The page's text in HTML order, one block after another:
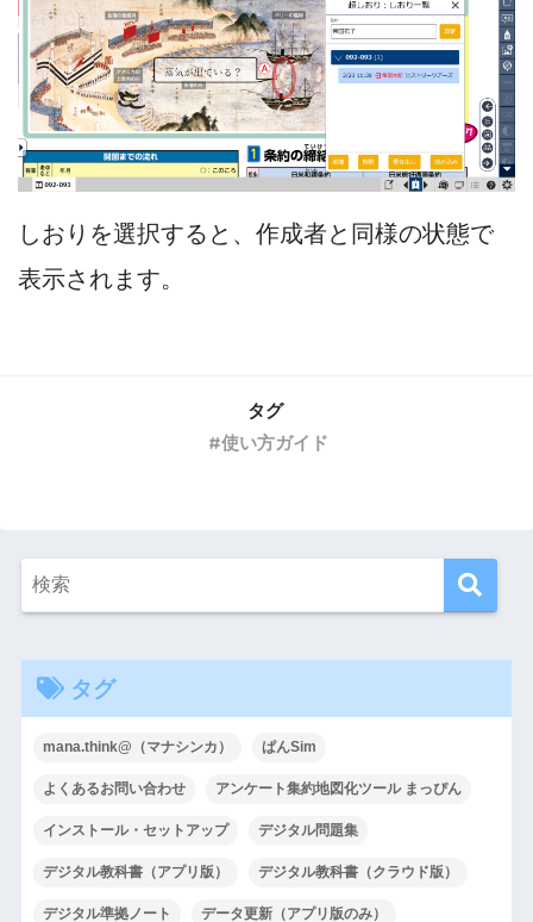
しおりを選択すると、作成者と同様の状態で
表示されます。
タグ
使い方ガイド
タグ
mana.think@（マナシンカ） ぱんSim
よくあるお問い合わせ アンケート集約地図化ツール まっぴん
インストール・セットアップ デジタル問題集
デジタル教科書（アプリ版） デジタル教科書（クラウド版）
デジタル準拠ノート データ更新（アプリ版のみ）